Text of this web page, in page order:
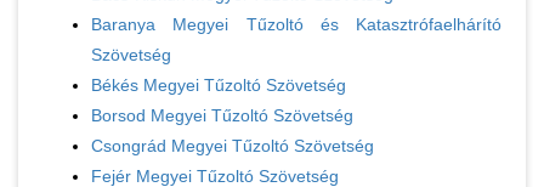
Baranya Megyei Tűzoltó és Katasztrófaelhárító
Szövetség
Békés Megyei Tűzoltó Szövetség
Borsod Megyei Tűzoltó Szövetség
Csongrád Megyei Tűzoltó Szövetség
Fejér Megyei Tűzoltó Szövetség